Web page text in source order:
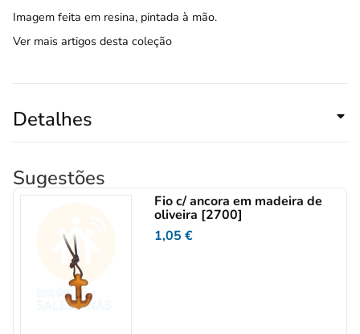
Imagem feita em resina, pintada à mão.
Ver mais artigos desta coleção
Detalhes
Sugestões
Fio c/ ancora em madeira de
oliveira [2700]
1,05€